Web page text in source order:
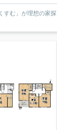
すむ」が理想の家